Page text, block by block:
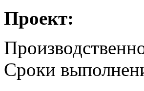
Проект:
Сроки